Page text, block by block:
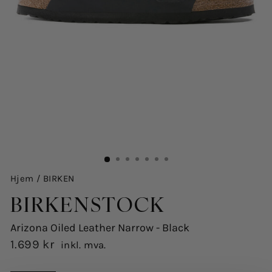
Hjem / BIRKEN
BIRKENSTOCK
Arizona Oiled Leather Narrow - Black
1.699 kr inkl. mva.